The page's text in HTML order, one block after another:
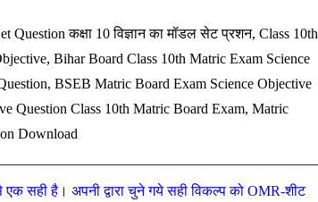
Question कक्षा 10 विज्ञान का मॉडल सेट प्रशन, Class 10th
Bihar Board Class 10th Matric Exam Science
BSEB Matric Board Exam Science Objective
Question Class 10th Matric Board Exam, Matric
Download
सही है। अपनी द्वारा चुने गये सही विकल्प को OMR-शीट